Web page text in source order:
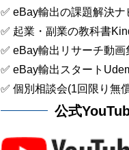
✅ eBay輸出の課題解決
✅ 起業・副業の教科書
✅ eBay輸出リサーチ動画
✅ eBay輸出スタート
✅ 個別相談会(1回限り無
公式